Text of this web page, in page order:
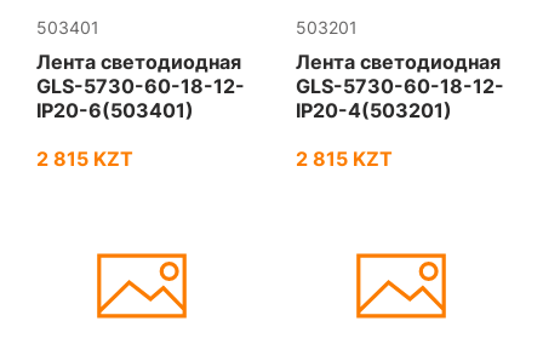
503401
Лента светодиодная
GLS-5730-60-18-12-
IP20-6(503401)
2 815 KZT
503201
Лента светодиодная
GLS-5730-60-18-12-
IP20-4(503201)
2 815 KZT